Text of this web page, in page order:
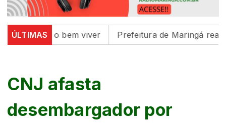
ÚLTIMAS
e o bem viver Prefeitura de Maringá realiza três
CNJ afasta
desembargador por